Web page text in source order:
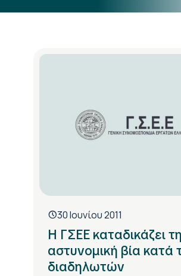
30 Ιουνίου 2011
Η ΓΣΕΕ καταδικάζει
αστυνομική βία κατά
διαδηλωτών